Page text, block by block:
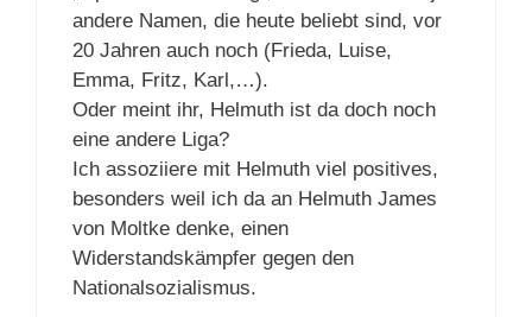
andere Namen, die heute beliebt sind, vor
20 Jahren auch noch (Frieda, Luise,
Emma, Fritz, Karl,…).
Oder meint ihr, Helmuth ist da doch noch
eine andere Liga?
Ich assoziiere mit Helmuth viel positives,
besonders weil ich da an Helmuth James
von Moltke denke, einen
Widerstandskämpfer gegen den
Nationalsozialismus.